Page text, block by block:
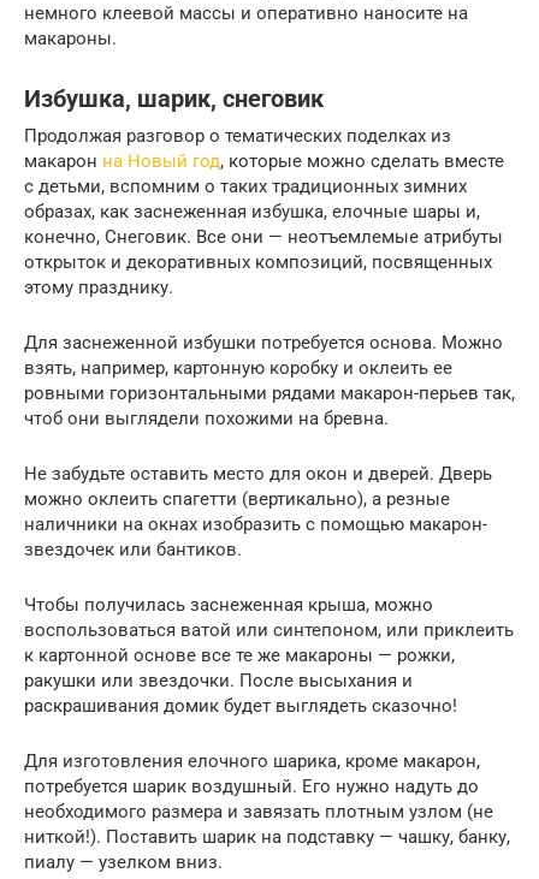
немного клеевой массы и оперативно наносите на
макароны.
Избушка, шарик, снеговик
Продолжая разговор о тематических поделках из
макарон на Новый год, которые можно сделать вместе
с детьми, вспомним о таких традиционных зимних
образах, как заснеженная избушка, елочные шары и,
конечно, Снеговик. Все они — неотъемлемые атрибуты
открыток и декоративных композиций, посвященных
этому празднику.
Для заснеженной избушки потребуется основа. Можно
взять, например, картонную коробку и оклеить ее
ровными горизонтальными рядами макарон-перьев так,
чтоб они выглядели похожими на бревна.
Не забудьте оставить место для окон и дверей. Дверь
можно оклеить спагетти (вертикально), а резные
наличники на окнах изобразить с помощью макарон-
звездочек или бантиков.
Чтобы получилась заснеженная крыша, можно
воспользоваться ватой или синтепоном, или приклеить
к картонной основе все те же макароны — рожки,
ракушки или звездочки. После высыхания и
раскрашивания домик будет выглядеть сказочно!
Для изготовления елочного шарика, кроме макарон,
потребуется шарик воздушный. Его нужно надуть до
необходимого размера и завязать плотным узлом (не
ниткой!). Поставить шарик на подставку — чашку, банку,
пиалу — узелком вниз.